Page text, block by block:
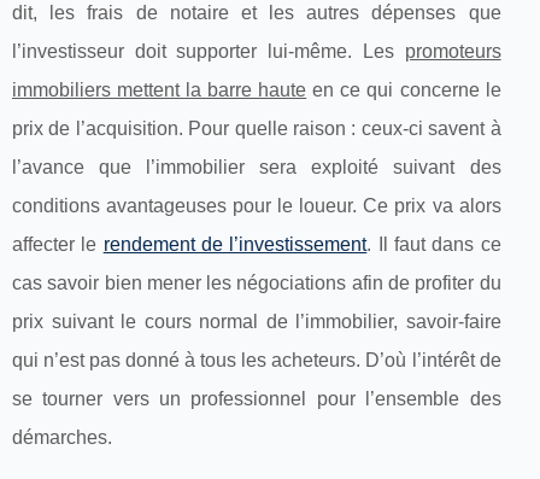
dit, les frais de notaire et les autres dépenses que
l’investisseur doit supporter lui-même. Les promoteurs
immobiliers mettent la barre haute en ce qui concerne le
prix de l’acquisition. Pour quelle raison : ceux-ci savent à
l’avance que l’immobilier sera exploité suivant des
conditions avantageuses pour le loueur. Ce prix va alors
affecter le rendement de l’investissement. Il faut dans ce
cas savoir bien mener les négociations afin de profiter du
prix suivant le cours normal de l’immobilier, savoir-faire
qui n’est pas donné à tous les acheteurs. D’où l’intérêt de
se tourner vers un professionnel pour l’ensemble des
démarches.